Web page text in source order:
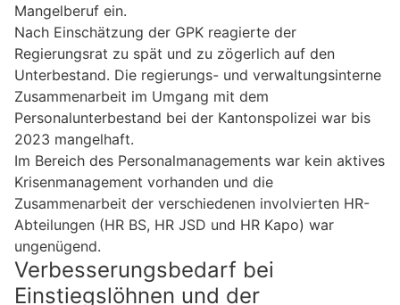
Mangelberuf ein.
Nach Einschätzung der GPK reagierte der
Regierungsrat zu spät und zu zögerlich auf den
Unterbestand. Die regierungs- und verwaltungsinterne
Zusammenarbeit im Umgang mit dem
Personalunterbestand bei der Kantonspolizei war bis
2023 mangelhaft.
Im Bereich des Personalmanagements war kein aktives
Krisenmanagement vorhanden und die
Zusammenarbeit der verschiedenen involvierten HR-
Abteilungen (HR BS, HR JSD und HR Kapo) war
ungenügend.
Verbesserungsbedarf bei
Einstiegslöhnen und der